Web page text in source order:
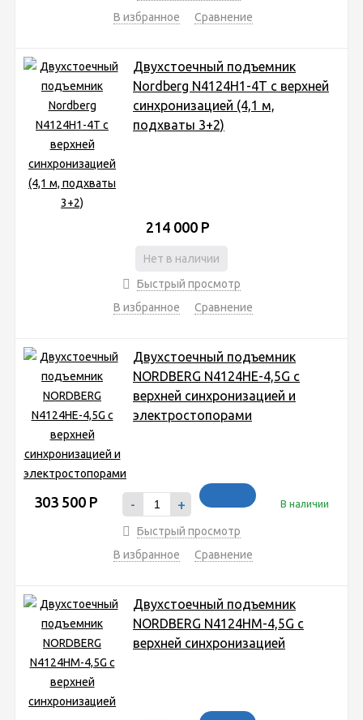
В избранное Сравнение
Двухстоечный подъемник
Nordberg N4124H1-4T с верхней
синхронизацией (4,1 м,
подхваты 3+2)
214 000 Р
Нет в наличии
Быстрый просмотр
В избранное
Сравнение
Двухстоечный подъемник
NORDBERG N4124HE-4,5G с
верхней синхронизацией и
электростопорами
303 500 Р - + В наличии
Быстрый просмотр
В избранное
Сравнение
Двухстоечный подъемник
NORDBERG N4124HM-4,5G с
верхней синхронизацией